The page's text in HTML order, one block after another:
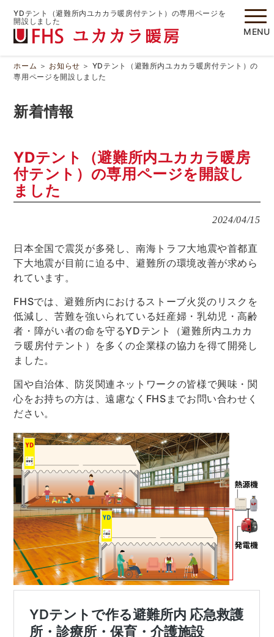
YDテント（避難所内ユカカラ暖房付テント）の専用ページを
開設しました
MENU
ホーム ＞ お知らせ ＞ YDテント（避難所内ユカカラ暖房付テント）の
専用ページを開設しました
新着情報
YDテント（避難所内ユカカラ暖房
付テント）の専用ページを開設し
ました
2024/04/15
日本全国で震災が多発し、南海トラフ大地震や首都直
下大地震が目前に迫る中、避難所の環境改善が求めら
れています。
FHSでは、避難所内におけるストーブ火災のリスクを
低減し、苦難を強いられている妊産婦・乳幼児・高齢
者・障がい者の命を守るYDテント（避難所内ユカカ
ラ暖房付テント）を多くの企業様の協力を得て開発し
ました。
国や自治体、防災関連ネットワークの皆様で興味・関
心をお持ちの方は、遠慮なくFHSまでお問い合わせく
ださい。